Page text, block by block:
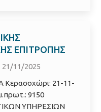
ΕΠΙΤΡΟΠΗΣ
21/11/2025
21-11-
9150
ΥΠΗΡΕΣΙΩΝ